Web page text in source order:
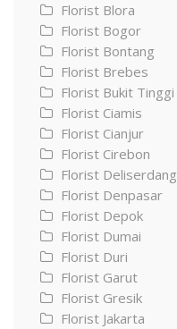
Florist Blora
Florist Bogor
Florist Bontang
Florist Brebes
Florist Bukit Tinggi
Florist Ciamis
Florist Cianjur
Florist Cirebon
Florist Deliserdang
Florist Denpasar
Florist Depok
Florist Dumai
Florist Duri
Florist Garut
Florist Gresik
Florist Jakarta